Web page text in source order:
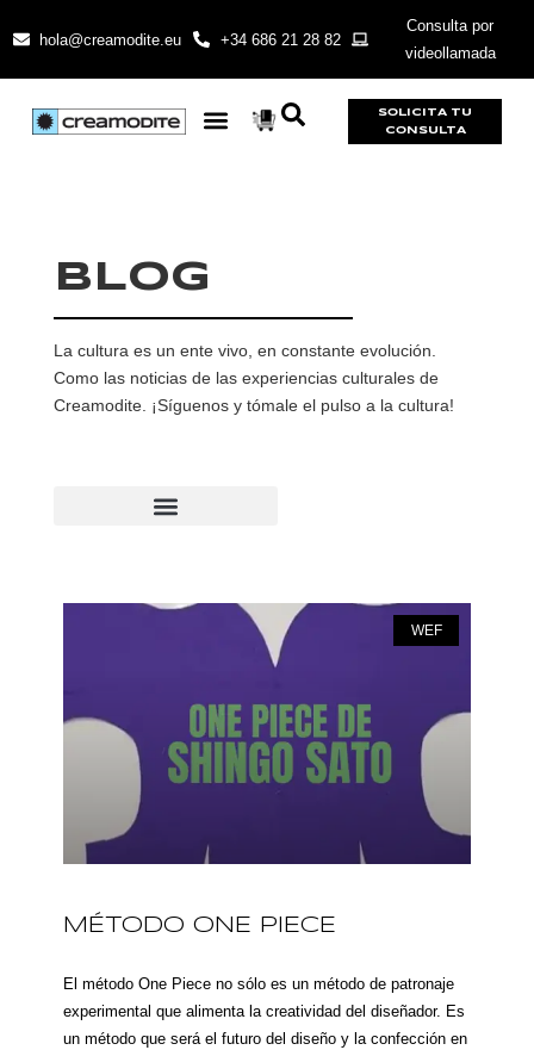
hola@creamodite.eu +34 686 21 28 82
Consulta por
videollamada
SOLICITA TU
CONSULTA
BLOG
La cultura es un ente vivo, en constante evolución.
Como las noticias de las experiencias culturales de
Creamodite. ¡Síguenos y tómale el pulso a la cultura!
WEF
MÉTODO ONE PIECE
El método One Piece no sólo es un método de patronaje
experimental que alimenta la creatividad del diseñador. Es
un método que será el futuro del diseño y la confección en